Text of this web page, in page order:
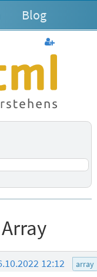
Blog
12:12 array